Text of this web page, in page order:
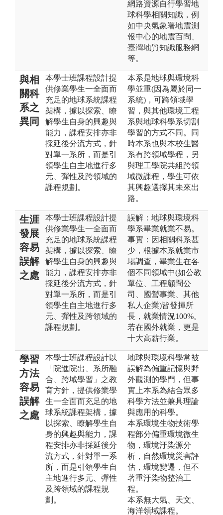
網路資源自行學習地
球科學相關知識，例
如中央氣象署地震測
報中心的地震百問、
臺灣地質知識服務網
等。
與相
關科
系之
異同
本學士班課程設計提
供修業學生一全面而
充足的地球系統課程
架構，據以探索、瞭
解學生自身的興趣與
能力，課程安排亦非
採延後分流方式，針
對單一系所，而是引
領學生自主地進行多
元、彈性及跨領域的
課程規劃。
本系是地球與環境科
學並重(因為屬於同一
系統)，可跨領域學
習，與其他環境工程
系與地球科學系切割
學習的方式不同。同
時本系也與本校生醫
系有跨領域學程，另
與理工學院共組跨領
域微課程，學生可依
其興趣選擇其未來出
路。
生涯
發展
容易
誤解
之處
本學士班課程設計提
供修業學生一全面而
充足的地球系統課程
架構，據以探索、瞭
解學生自身的興趣與
能力，課程安排亦非
採延後分流方式，針
對單一系所，而是引
領學生自主地進行多
元、彈性及跨領域的
課程規劃。
誤解：地球與環境科
學系畢業就業不易。
事實：因相關科系甚
少，根據本系就業市
場調查，畢業生在各
個不同領域中(如公教
單位、工程顧問公
司、國營事業、其他
私人企業)皆發揮所
長，就業情況100%。
若在國外就業，更是
十大高薪行業。
學習
方法
容易
誤解
之處
本學士班課程設計以
「院進院出、系所融
合、跨域學習」之教
育方針，提供修業學
生一全面而充足的地
球系統課程架構，據
以探索、瞭解學生自
身的興趣與能力，課
程安排亦非採延後分
流方式，針對單一系
所，而是引領學生自
主地進行多元、彈性
及跨領域的課程規
劃。
地球與環境科學常被
誤解為偏重記憶與野
外觀測的學門，但事
實上本系為結合眾多
科學方法並兼具理論
與應用的科學。
本系環境生物技術學
程部分偏重環境微生
物，環境汙染源分
析，自然環境災害評
估，環境變遷，但不
著重汙染物整治工
程。
本系無大氣、天文、
海洋領域課程。